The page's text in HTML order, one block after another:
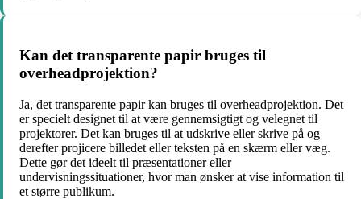
Kan det transparente papir bruges til
overheadprojektion?
Ja, det transparente papir kan bruges til overheadprojektion. Det
er specielt designet til at være gennemsigtigt og velegnet til
projektorer. Det kan bruges til at udskrive eller skrive på og
derefter projicere billedet eller teksten på en skærm eller væg.
Dette gør det ideelt til præsentationer eller
undervisningssituationer, hvor man ønsker at vise information til
et større publikum.